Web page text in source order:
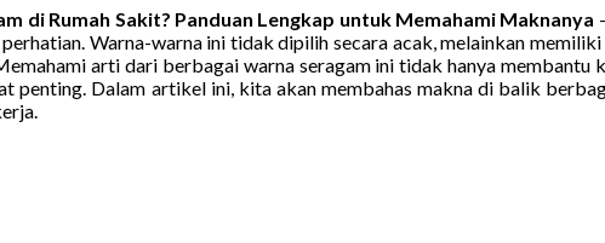
di Rumah Sakit? Panduan Lengkap untuk Memahami Maknanya
Warna-warna ini tidak dipilih secara acak, melainkan
arti dari berbagai warna seragam ini tidak hanya
penting. Dalam artikel ini, kita akan membahas makna di balik